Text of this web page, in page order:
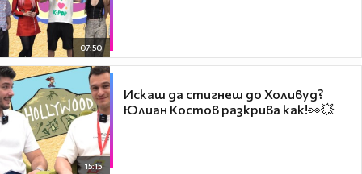
07:50
15:15
Искаш да стигнеш до Холивуд?
Юлиан Костов разкрива как!👀💥